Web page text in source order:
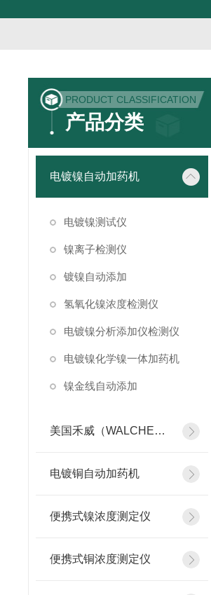
PRODUCT CLASSIFICATION
产品分类
电镀镍自动加药机
电镀镍测试仪
镍离子检测仪
镀镍自动添加
氢氧化镍浓度检测仪
电镀镍分析添加仪检测仪
电镀镍化学镍一体加药机
镍金线自动添加
美国禾威（WALCHEM）自动添加控制器
电镀铜自动加药机
便携式镍浓度测定仪
便携式铜浓度测定仪